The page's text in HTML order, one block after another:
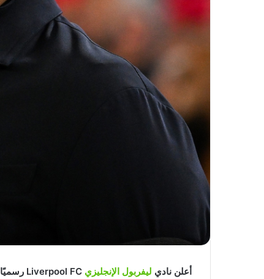
أعلن نادي ليفربول الإنجليزي